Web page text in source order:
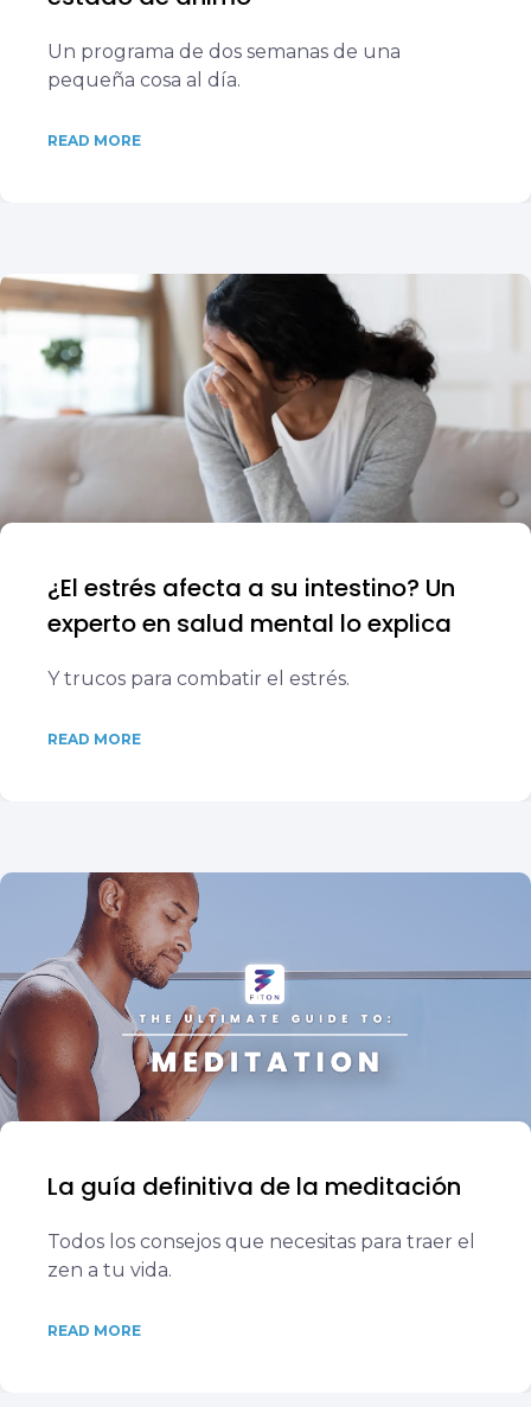
Un programa de dos semanas de una
pequeña cosa al día.
READ MORE
¿El estrés afecta a su intestino? Un
experto en salud mental lo explica
Y trucos para combatir el estrés.
READ MORE
La guía definitiva de la meditación
Todos los consejos que necesitas para traer el
zen a tu vida.
READ MORE